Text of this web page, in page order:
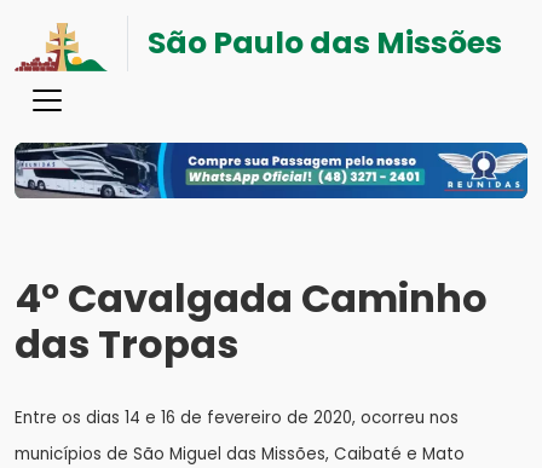
São Paulo das Missões
4º Cavalgada Caminho
das Tropas
Entre os dias 14 e 16 de fevereiro de 2020, ocorreu nos
municípios de São Miguel das Missões, Caibaté e Mato